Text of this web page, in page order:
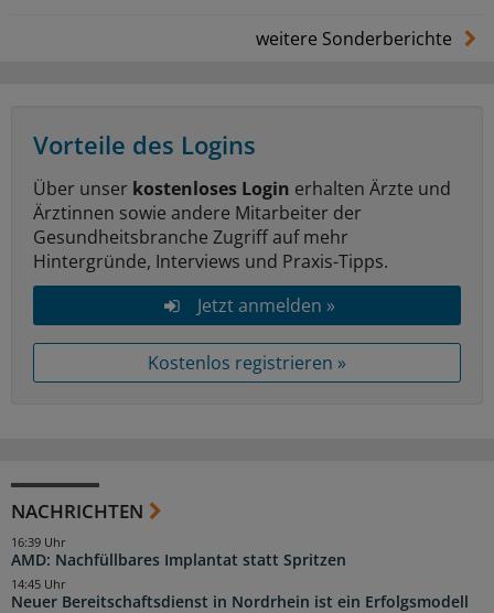
weitere Sonderberichte
Vorteile des Logins
Über unser kostenloses Login erhalten Ärzte und
Ärztinnen sowie andere Mitarbeiter der
Gesundheitsbranche Zugriff auf mehr
Hintergründe, Interviews und Praxis-Tipps.
Jetzt anmelden »
Kostenlos registrieren »
NACHRICHTEN
AMD: Nachfüllbares Implantat statt Spritzen
16:39 Uhr
Neuer Bereitschaftsdienst in Nordrhein ist ein Erfolgsmodell
14:45 Uhr